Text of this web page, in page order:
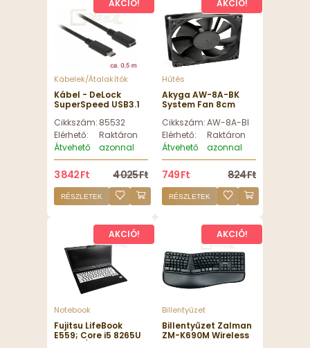
AKCIÓ!
Kábelek/Átalakítók
Kábel - DeLock
SuperSpeed USB3.1
male > female 3 A
cable 0,5m Black
Cikkszám: 85532
Elérhető:
Raktáron
Átvehető
azonnal
3 842 Ft 4 025 Ft
RÉSZLETEK
AKCIÓ!
Hűtés
Akyga AW-8A-BK
System Fan 8cm
Cikkszám:AW-8A-BK
Elérhető:
Raktáron
Átvehető
azonnal
749 Ft 824 Ft
RÉSZLETEK
AKCIÓ!
Notebook
Fujitsu LifeBook
E559; Core i5 8265U
AKCIÓ!
Billentyűzet
Billentyűzet Zalman
ZM-K690M Wireless